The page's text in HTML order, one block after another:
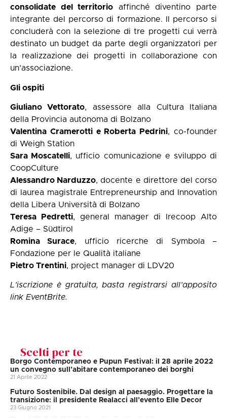
consolidate del territorio affinché diventino parte
integrante del percorso di formazione. Il percorso si
concluderà con la selezione di tre progetti cui verrà
destinato un budget da parte degli organizzatori per
la realizzazione dei progetti in collaborazione con
un’associazione.
Gli ospiti
Giuliano Vettorato, assessore alla Cultura Italiana
della Provincia autonoma di Bolzano
Valentina Cramerotti e Roberta Pedrini, co-founder
di Weigh Station
Sara Moscatelli, ufficio comunicazione e sviluppo di
CoopCulture
Alessandro Narduzzo, docente e direttore del corso
di laurea magistrale Entrepreneurship and Innovation
della Libera Università di Bolzano
Teresa Pedretti, general manager di Irecoop Alto
Adige – Südtirol
Romina Surace, ufficio ricerche di Symbola –
Fondazione per le Qualità italiane
Pietro Trentini, project manager di LDV20
L’iscrizione è gratuita, basta registrarsi all’apposito
link EventBrite.
Scelti per te
Borgo Contemporaneo e Pupun Festival: il 28 aprile 2022
un convegno sull’abitare contemporaneo dei borghi
21 Aprile 2022
Futuro Sostenibile. Dal design al paesaggio. Progettare la
transizione: il presidente Realacci all’evento Elle Decor
23 Giugno 2021